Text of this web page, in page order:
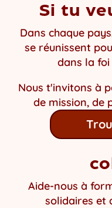
Si tu
Dans chaque
se réunissent
dans la
Nous t'invitons à
de mission, de
Aide-nous à
solidaires et